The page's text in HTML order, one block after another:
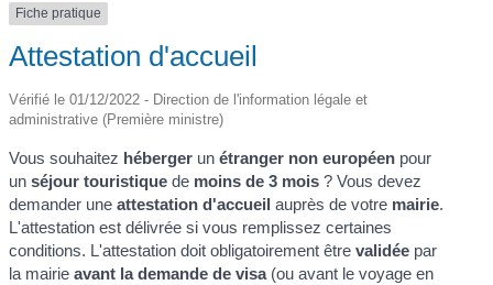
Fiche pratique
Attestation d'accueil
Vérifié le 01/12/2022 - Direction de l'information légale et
administrative (Première ministre)
Vous souhaitez héberger unétranger non européen pour
unséjour touristiquede moins de 3 mois ? Vous devez
demander uneattestation d'accueil auprès de votre mairie.
L'attestation est délivrée si vous remplissez certaines
conditions. L'attestation doit obligatoirement êtrevalidée par
la mairieavant la demande de visa(ou avant le voyage en